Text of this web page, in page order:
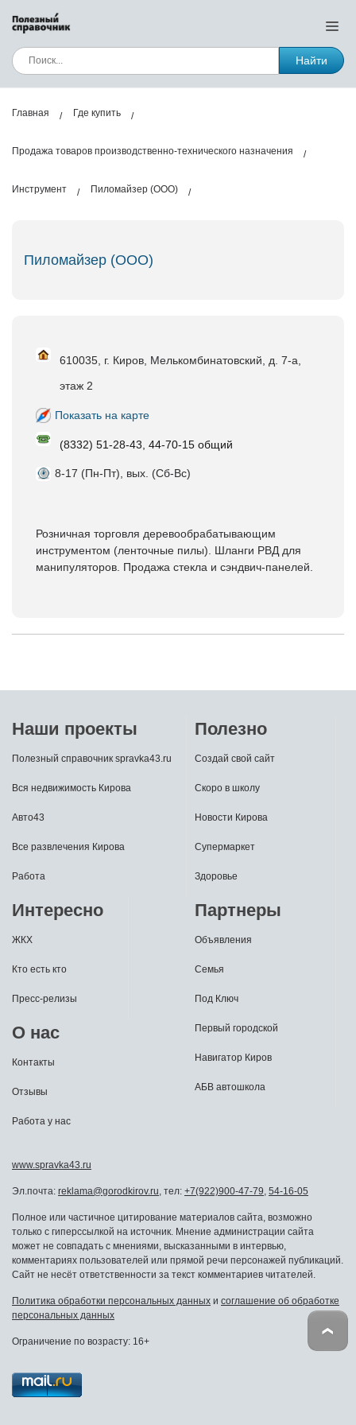
Найти
Главная Где купить
Продажа товаров производственно-технического назначения
Инструмент Пиломайзер (ООО)
Пиломайзер (ООО)
610035, г. Киров, Мелькомбинатовский, д. 7-а,
этаж 2
Показать на карте
(8332) 51-28-43, 44-70-15 общий
8-17 (Пн-Пт), вых. (Сб-Вс)
Розничная торговля деревообрабатывающим
инструментом (ленточные пилы). Шланги РВД для
манипуляторов. Продажа стекла и сэндвич-панелей.
Наши проекты
Полезный справочник spravka43.ru
Вся недвижимость Кирова
Авто43
Все развлечения Кирова
Работа
Полезно
Создай свой сайт
Скоро в школу
Новости Кирова
Супермаркет
Здоровье
Интересно
ЖКХ
Кто есть кто
Пресс-релизы
О нас
Контакты
Отзывы
Работа у нас
Партнеры
Объявления
Семья
Под Ключ
Первый городской
Навигатор Киров
АБВ автошкола
www.spravka43.ru
Эл.почта: reklama@gorodkirov.ru , тел: +7(922)900-47-79 54-16-05
Полное или частичное цитирование материалов сайта, возможно
только с гиперссылкой на источник. Мнение администрации сайта
может не совпадать с мнениями, высказанными в интервью,
комментариях пользователей или прямой речи персонажей публикаций.
Сайт не несёт ответственности за текст комментариев читателей.
Политика обработки персональных данных и соглашение об обработке
персональных данных
Ограничение по возрасту: 16+